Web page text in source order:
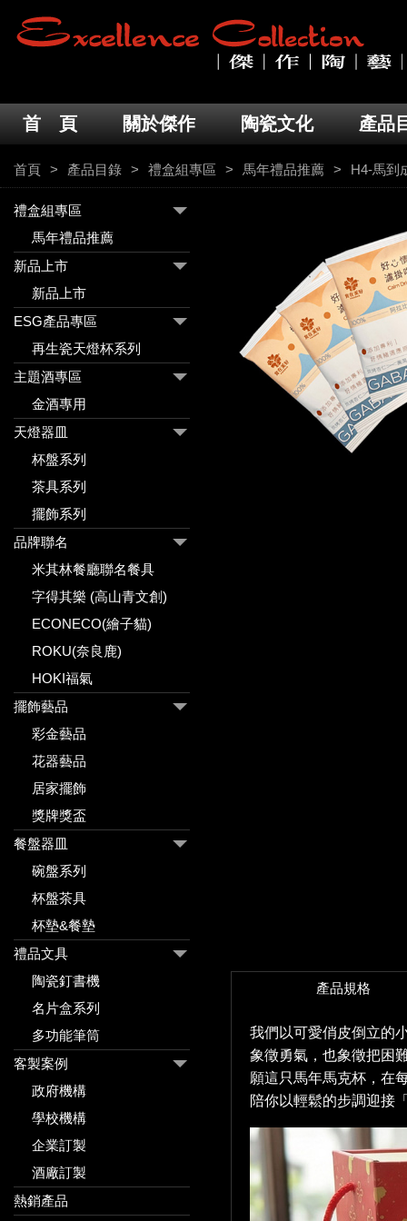
首 頁 關於傑作 陶瓷文化 產品
首頁 產品目錄 禮盒組專區 馬年禮品推薦 H4-馬到
禮盒組專區
馬年禮品推薦
新品上市
新品上市
ESG產品專區
再生瓷天燈杯系列
主題酒專區
金酒專用
天燈器皿
杯盤系列
茶具系列
擺飾系列
品牌聯名
米其林餐廳聯名餐具
字得其樂 (高山青文創)
ECONECO(繪子貓)
ROKU(奈良鹿)
HOKI福氣
擺飾藝品
彩金藝品
花器藝品
居家擺飾
獎牌獎盃
餐盤器皿
碗盤系列
杯盤茶具
杯墊&餐墊
禮品文具
陶瓷釘書機
名片盒系列
多功能筆筒
客製案例
政府機構
學校機構
企業訂製
酒廠訂製
熱銷產品
產品規格
我們以可愛俏皮倒立的
象徵勇氣，也象徵把困
願這只馬年馬克杯，在
陪你以輕鬆的步調迎接